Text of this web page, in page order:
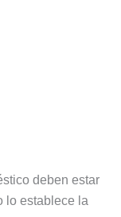
deben estar
lo establece la